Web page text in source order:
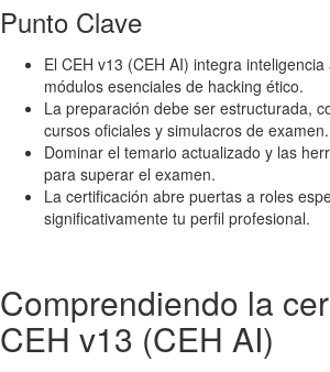
Punto Clave
El CEH v13 (CEH AI) integra
módulos esenciales de hacking ético.
La preparación debe ser estructurada,
cursos oficiales y simulacros de examen.
Dominar el temario actualizado y las
para superar el examen.
La certificación abre puertas a roles
significativamente tu perfil profesional.
Comprendiendo la
CEH v13 (CEH AI)